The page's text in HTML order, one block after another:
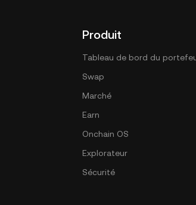
Produit
Tableau de bord du
Swap
Marché
Earn
Onchain OS
Explorateur
Sécurité